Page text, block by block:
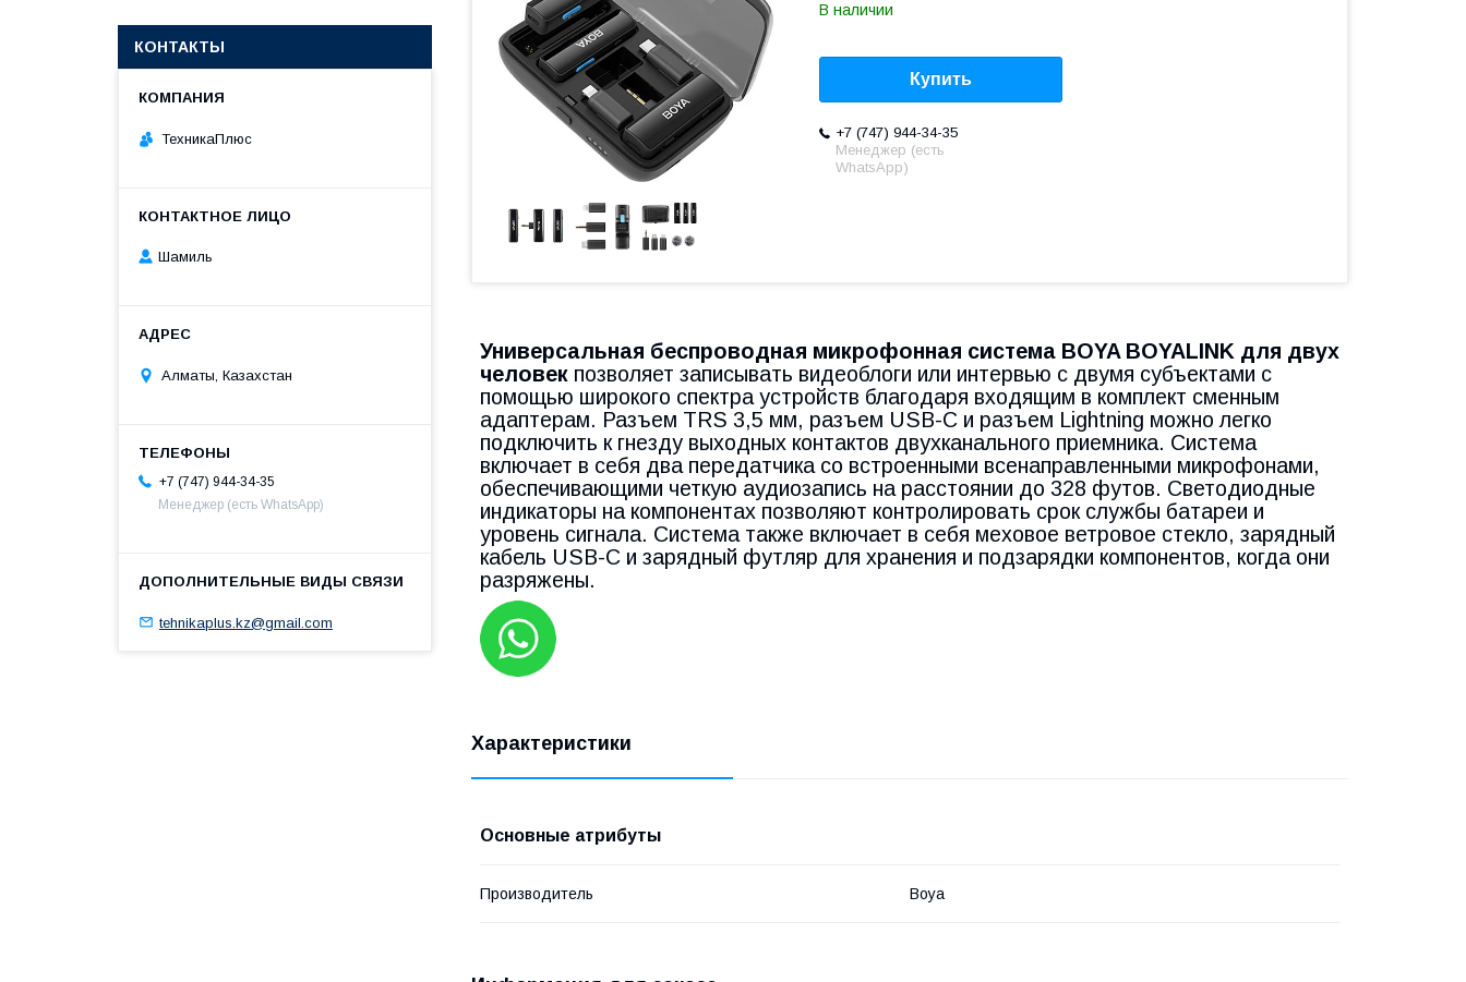
В наличии
Купить
+7 (747) 944-34-35
Менеджер (есть
WhatsApp)
Универсальная беспроводная микрофонная система BOYA BOYALINK для двух
человек позволяет записывать видеоблоги или интервью с двумя субъектами с
помощью широкого спектра устройств благодаря входящим в комплект сменным
адаптерам. Разъем TRS 3,5 мм, разъем USB-C и разъем Lightning можно легко
подключить к гнезду выходных контактов двухканального приемника. Система
включает в себя два передатчика со встроенными всенаправленными микрофонами,
обеспечивающими четкую аудиозапись на расстоянии до 328 футов. Светодиодные
индикаторы на компонентах позволяют контролировать срок службы батареи и
уровень сигнала. Система также включает в себя меховое ветровое стекло, зарядный
кабель USB-C и зарядный футляр для хранения и подзарядки компонентов, когда они
разряжены.
Характеристики
Основные атрибуты
Производитель Boya
КОНТАКТЫ
ТехникаПлюс
Шамиль
Алматы, Казахстан
+7 (747) 944-34-35
Менеджер (есть WhatsApp)
tehnikaplus.kz@gmail.com